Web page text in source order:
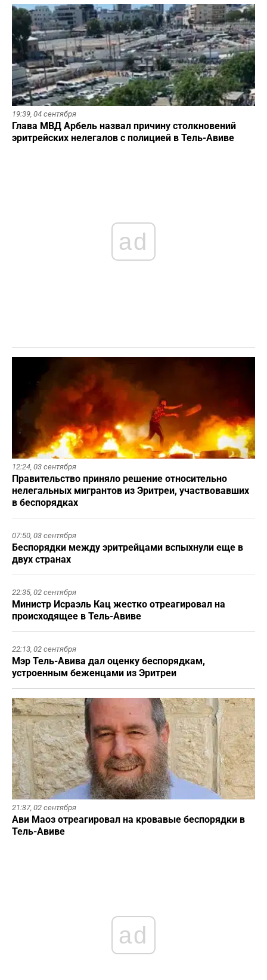
19:39, 04 сентября
Глава МВД Арбель назвал причину столкновений
эритрейских нелегалов с полицией в Тель-Авиве
ad
12:24, 03 сентября
Правительство приняло решение относительно
нелегальных мигрантов из Эритреи, участвовавших
в беспорядках
07:50, 03 сентября
Беспорядки между эритрейцами вспыхнули еще в
двух странах
22:35, 02 сентября
Министр Исраэль Кац жестко отреагировал на
происходящее в Тель-Авиве
22:13, 02 сентября
Мэр Тель-Авива дал оценку беспорядкам,
устроенным беженцами из Эритреи
21:37, 02 сентября
Ави Маоз отреагировал на кровавые беспорядки в
Тель-Авиве
ad